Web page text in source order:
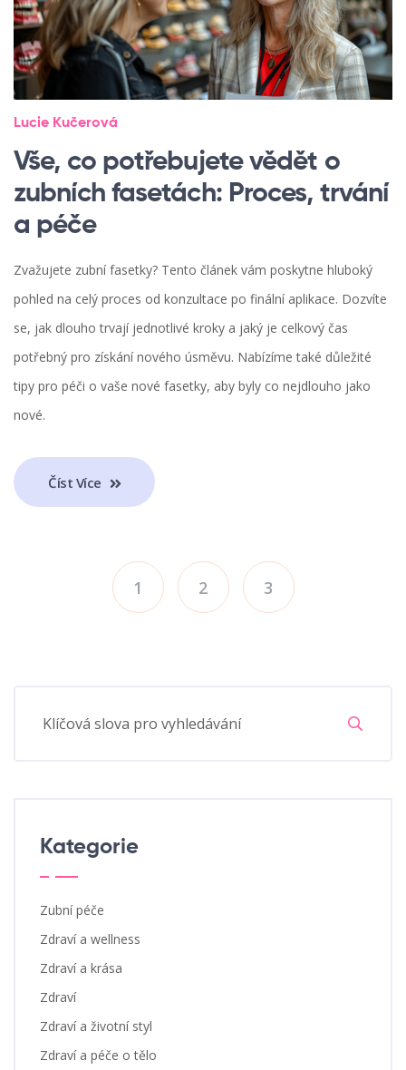
Lucie Kučerová
Vše, co potřebujete vědět o
zubních fasetách: Proces, trvání
a péče
Zvažujete zubní fasetky? Tento článek vám poskytne hluboký
pohled na celý proces od konzultace po finální aplikace. Dozvíte
se, jak dlouho trvají jednotlivé kroky a jaký je celkový čas
potřebný pro získání nového úsměvu. Nabízíme také důležité
tipy pro péči o vaše nové fasetky, aby byly co nejdlouho jako
nové.
Číst Více
1 2 3
Kategorie
Zubní péče
Zdraví a wellness
Zdraví a krása
Zdraví
Zdraví a životní styl
Zdraví a péče o tělo